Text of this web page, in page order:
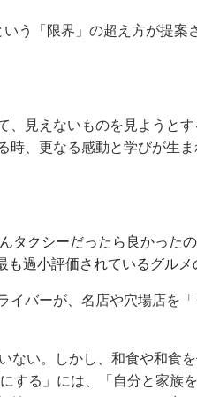
う「限界」の超え方が提
見えないものを見ようと
、更なる感動と学びが生
タクシーだったら良かった
も過小評価されているグルメ
バーが、名店や穴場店を
い。しかし、和食や和食
る」には、「自分と家族